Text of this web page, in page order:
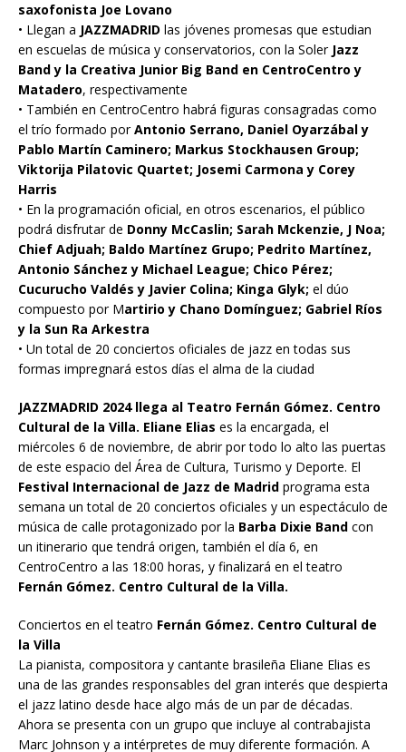
saxofonista Joe Lovano
• Llegan a JAZZMADRID las jóvenes promesas que estudian
en escuelas de música y conservatorios, con la Soler Jazz
Band y la Creativa Junior Big Band en CentroCentro y
Matadero, respectivamente
• También en CentroCentro habrá figuras consagradas como
el trío formado porAntonio Serrano, Daniel Oyarzábal y
Pablo Martín Caminero; Markus Stockhausen Group;
Viktorija Pilatovic Quartet; Josemi Carmona y Corey
Harris
• En la programación oficial, en otros escenarios, el público
podrá disfrutar de Donny McCaslin; Sarah Mckenzie, J Noa;
Chief Adjuah; Baldo Martínez Grupo; Pedrito Martínez,
Antonio Sánchez y Michael League; Chico Pérez;
Cucurucho Valdés y Javier Colina; Kinga Glyk; el dúo
compuesto por Martirio y Chano Domínguez; Gabriel Ríos
y la Sun Ra Arkestra
• Un total de 20 conciertos oficiales de jazz en todas sus
formas impregnará estos días el alma de la ciudad
JAZZMADRID 2024 llega al Teatro Fernán Gómez. Centro
Cultural de la Villa. Eliane Elias es la encargada, el
miércoles 6 de noviembre, de abrir por todo lo alto las puertas
de este espacio del Área de Cultura, Turismo y Deporte. El
Festival Internacional de Jazz de Madrid programa esta
semana un total de 20 conciertos oficiales y un espectáculo de
música de calle protagonizado por la Barba Dixie Band con
un itinerario que tendrá origen, también el día 6, en
CentroCentro a las 18:00 horas, y finalizará en el teatro
Fernán Gómez. Centro Cultural de la Villa.
Conciertos en el teatro Fernán Gómez. Centro Cultural de
la Villa
La pianista, compositora y cantante brasileña Eliane Elias es
una de las grandes responsables del gran interés que despierta
el jazz latino desde hace algo más de un par de décadas.
Ahora se presenta con un grupo que incluye al contrabajista
Marc Johnson y a intérpretes de muy diferente formación. A